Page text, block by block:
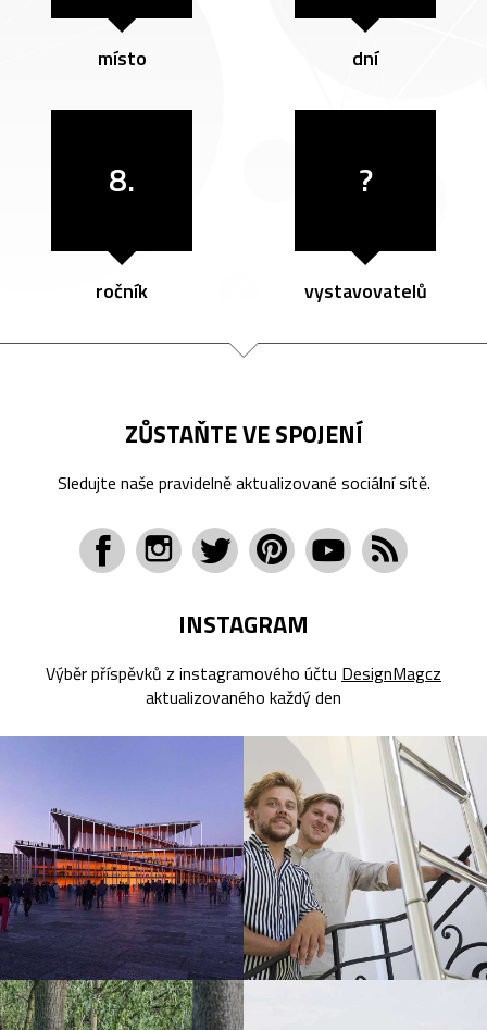
místo dní
8.
ročník
?
vystavovatelů
ZŮSTAŇTE VE SPOJENÍ
Sledujte naše pravidelně aktualizované sociální sítě.
INSTAGRAM
Výběr příspěvků z instagramového účtu DesignMagcz
aktualizovaného každý den